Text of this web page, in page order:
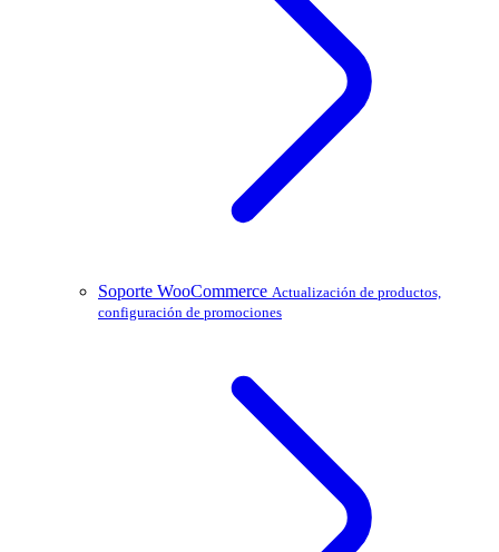
Soporte WooCommerce Actualización de productos,
configuración de promociones